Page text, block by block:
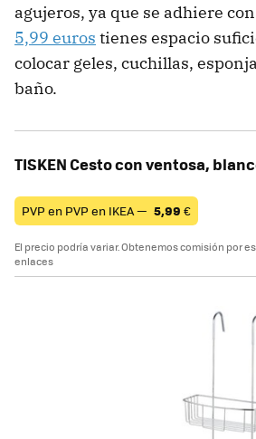
agujeros, ya que se adhiere
5,99 euros tienes espacio
colocar geles, cuchillas,
baño.
TISKEN Cesto con ventosa,
PVP en PVP en IKEA — 5,99 €
El precio podría variar. Obtenemos comisión por
enlaces